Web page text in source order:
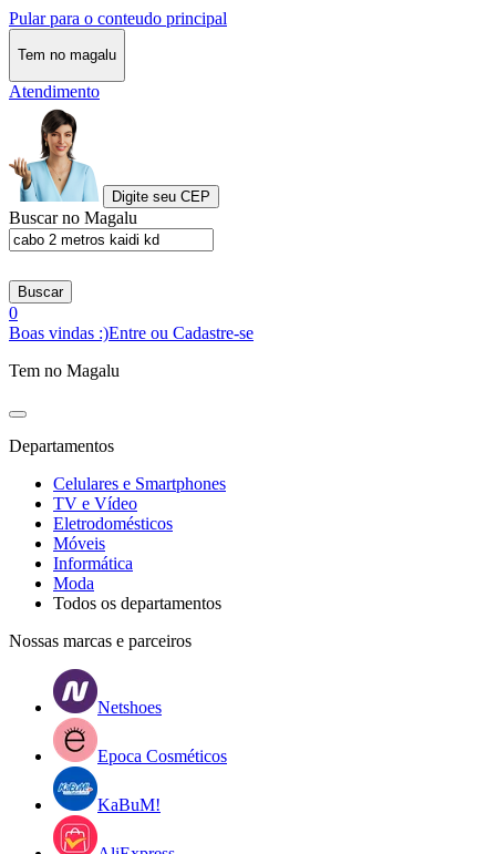
Pular para o conteudo principal
Tem no magalu
Atendimento
Digite seu CEP
Buscar no Magalu
Buscar
0
Boas vindas :)Entre ou Cadastre-se
Tem no Magalu
Departamentos
Celulares e Smartphones
TV e Vídeo
Eletrodomésticos
Móveis
Informática
Moda
Todos os departamentos
Nossas marcas e parceiros
Netshoes
Epoca Cosméticos
KaBuM!